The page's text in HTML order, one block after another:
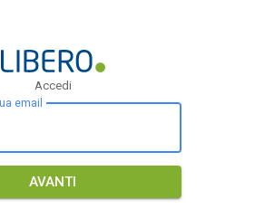
Accedi
email
AVANTI